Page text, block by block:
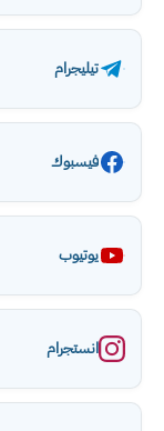
تيليجرام
فيسبوك
يوتيوب
انستجرام